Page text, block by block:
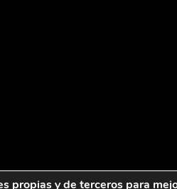
propias y de terceros para